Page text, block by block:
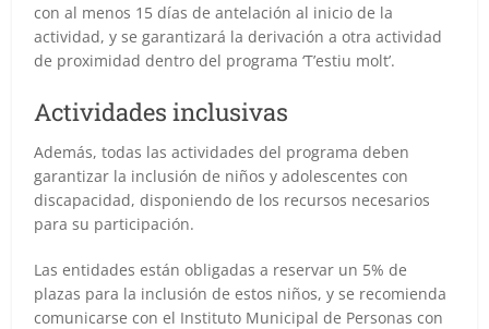
con al menos 15 días de antelación al inicio de la
actividad, y se garantizará la derivación a otra actividad
de proximidad dentro del programa ‘T’estiu molt’.
Actividades inclusivas
Además, todas las actividades del programa deben
garantizar la inclusión de niños y adolescentes con
discapacidad, disponiendo de los recursos necesarios
para su participación.
Las entidades están obligadas a reservar un 5% de
plazas para la inclusión de estos niños, y se recomienda
comunicarse con el Instituto Municipal de Personas con